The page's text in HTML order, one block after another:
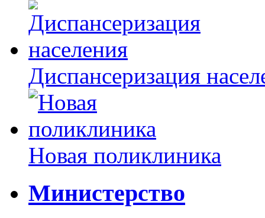
Диспансеризация
Новая поликлиника
Министерство